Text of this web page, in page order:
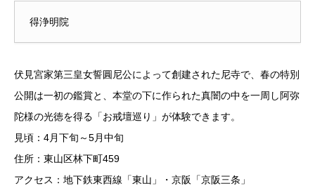
得浄明院
伏見宮家第三皇女誓圓尼公によって創建された尼寺で、春の特別
公開は一初の鑑賞と、本堂の下に作られた真闇の中を一周し阿弥
陀様の光徳を得る「お戒壇巡り」が体験できます。
見頃：4月下旬～5月中旬
住所：東山区林下町459
アクセス：地下鉄東西線「東山」・京阪「京阪三条」